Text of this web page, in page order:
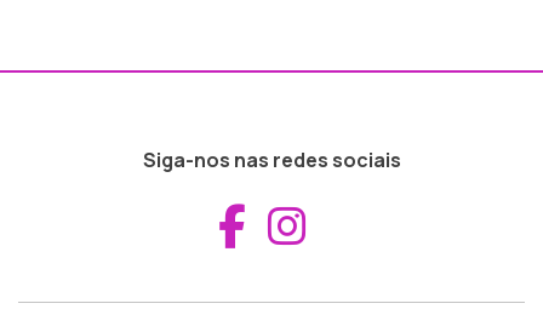
Siga-nos nas redes sociais
Aceder ao